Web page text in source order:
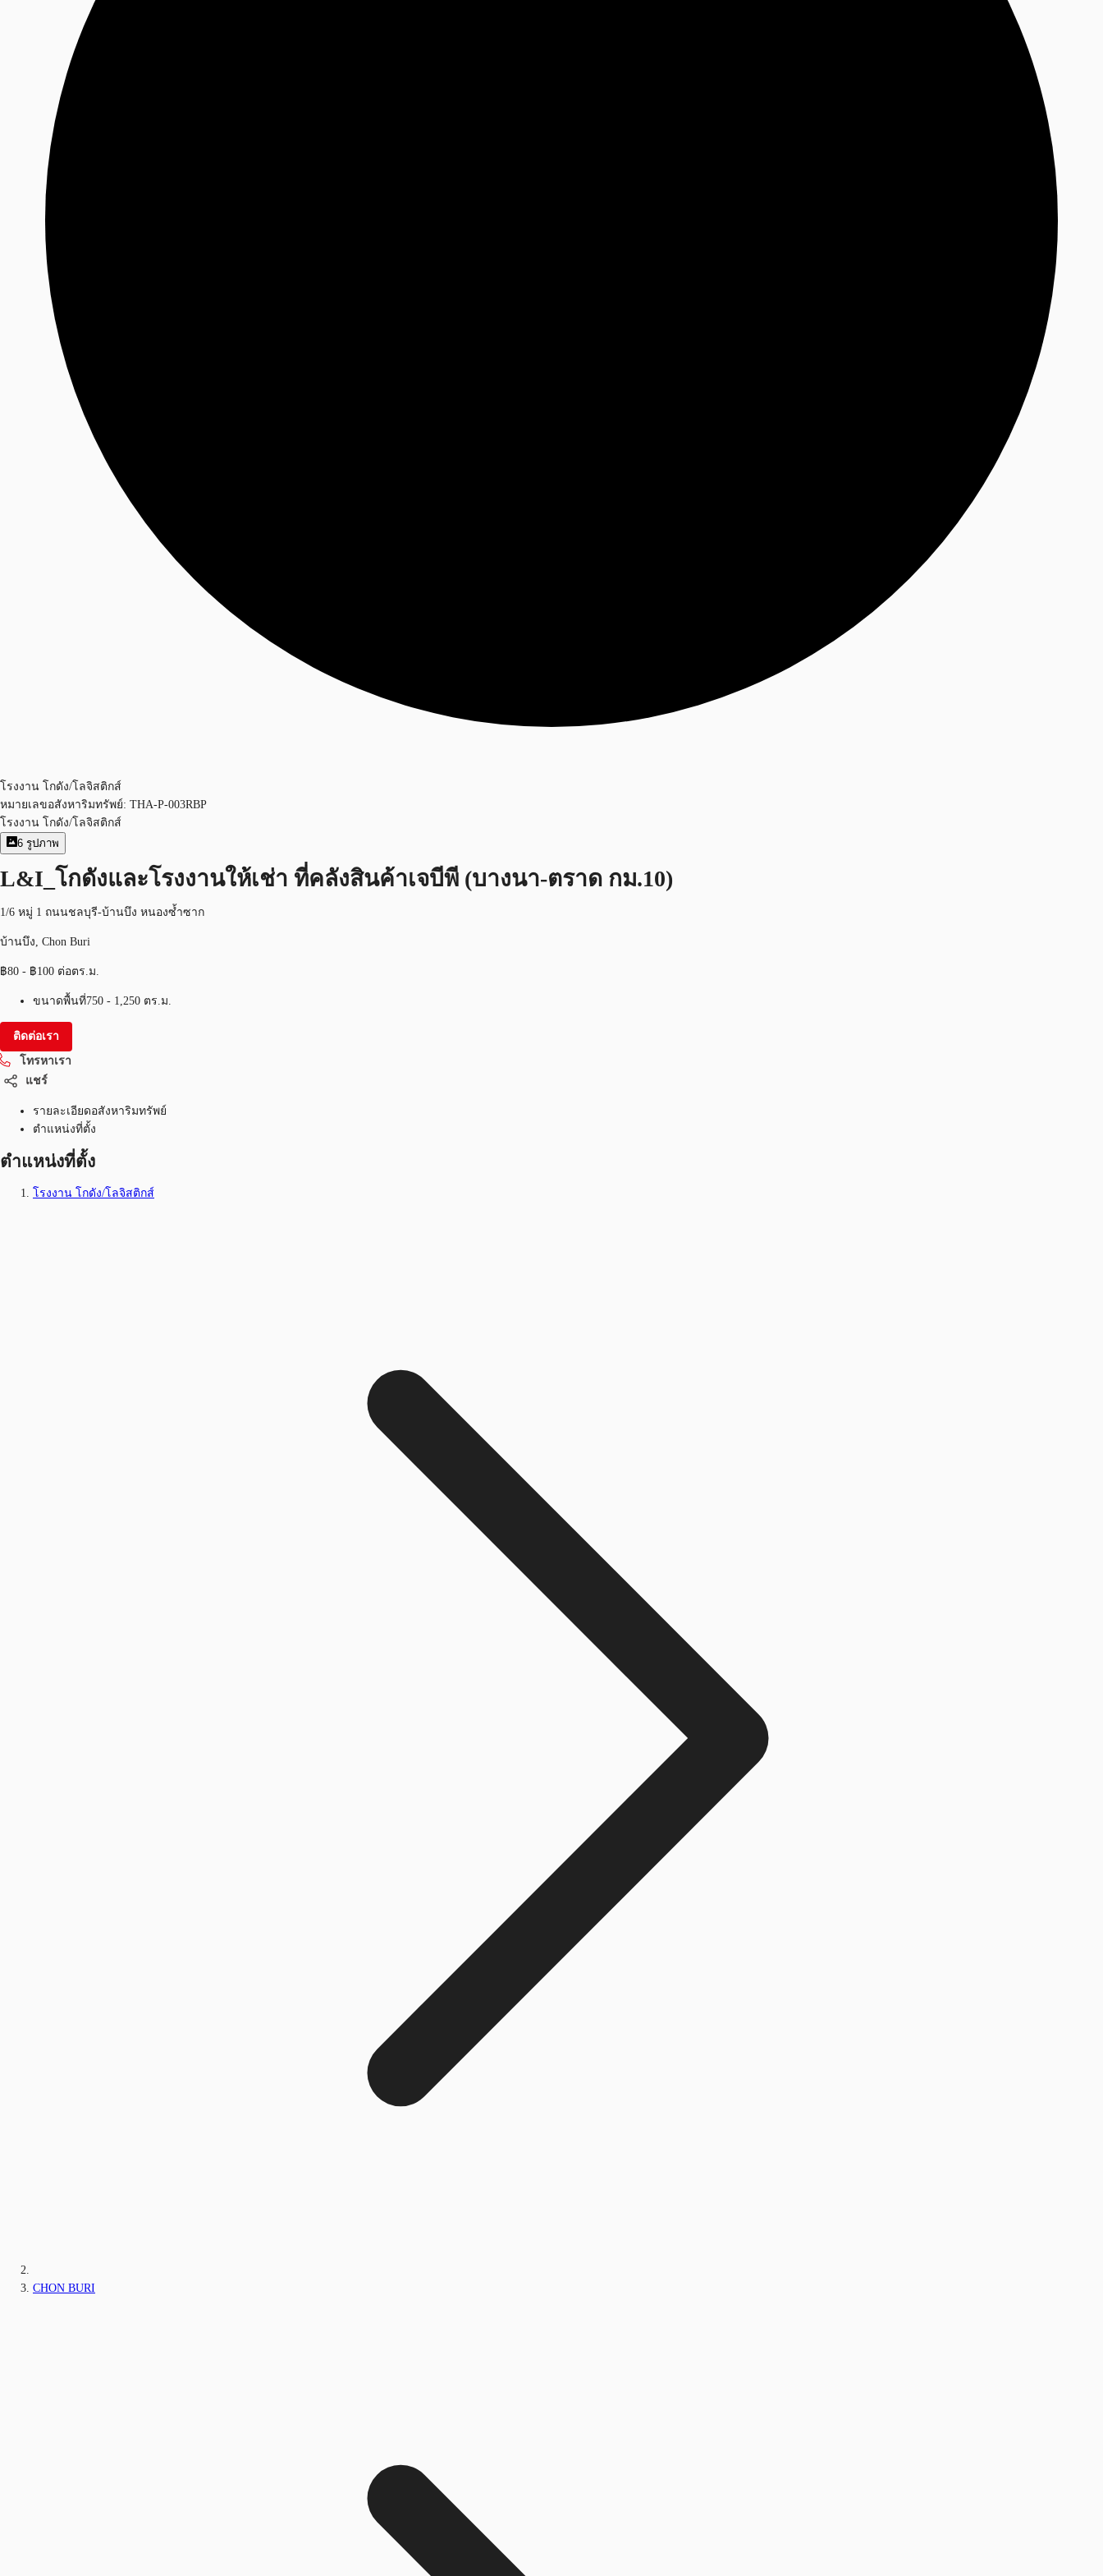
โรงงาน โกดัง/โลจิสติกส์
หมายเลขอสังหาริมทรัพย์: THA-P-003RBP
โรงงาน โกดัง/โลจิสติกส์
6 รูปภาพ
L&I_โกดังและโรงงานให้เช่า ที่คลังสินค้าเจบีพี (บางนา-ตราด กม.10)
1/6 หมู่ 1 ถนนชลบุรี-บ้านบึง หนองซ้ำซาก
บ้านบึง, Chon Buri
฿80 - ฿100 ต่อตร.ม.
ขนาดพื้นที่750 - 1,250 ตร.ม.
ติดต่อเรา
โทรหาเรา
แชร์
รายละเอียดอสังหาริมทรัพย์
ตำแหน่งที่ตั้ง
ตำแหน่งที่ตั้ง
โรงงาน โกดัง/โลจิสติกส์
CHON BURI